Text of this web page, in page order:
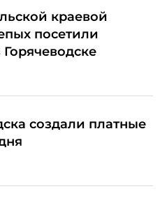
краевой
посетили
создали платные